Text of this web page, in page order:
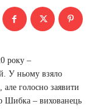
року –
У ньому взяло
але голосно заявити
Шибка – вихованець